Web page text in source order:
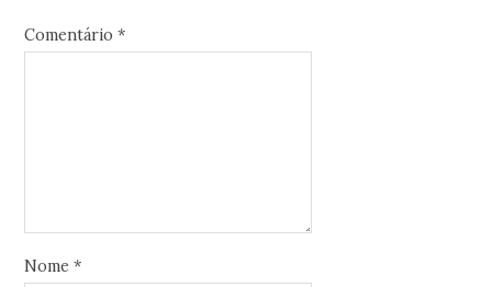
Comentário*
Nome*